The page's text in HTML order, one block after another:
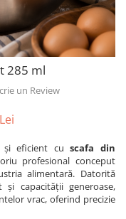
285 ml
un Review
și eficient cuscafa din
profesional conceput
alimentară. Datorită
capacității generoase,
vrac, oferind precizie